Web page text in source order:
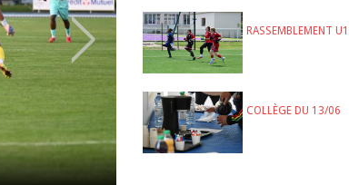
RASSEMBLEMENT
COLLÈGE DU 13/06